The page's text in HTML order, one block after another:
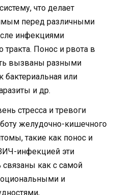
что делает
перед различными
инфекциями
Понос и рвота в
вызваны разными
бактериальная или
и др.
стресса и тревоги
желудочно-кишечного
такие как понос и
инфекцией эти
как с самой
и